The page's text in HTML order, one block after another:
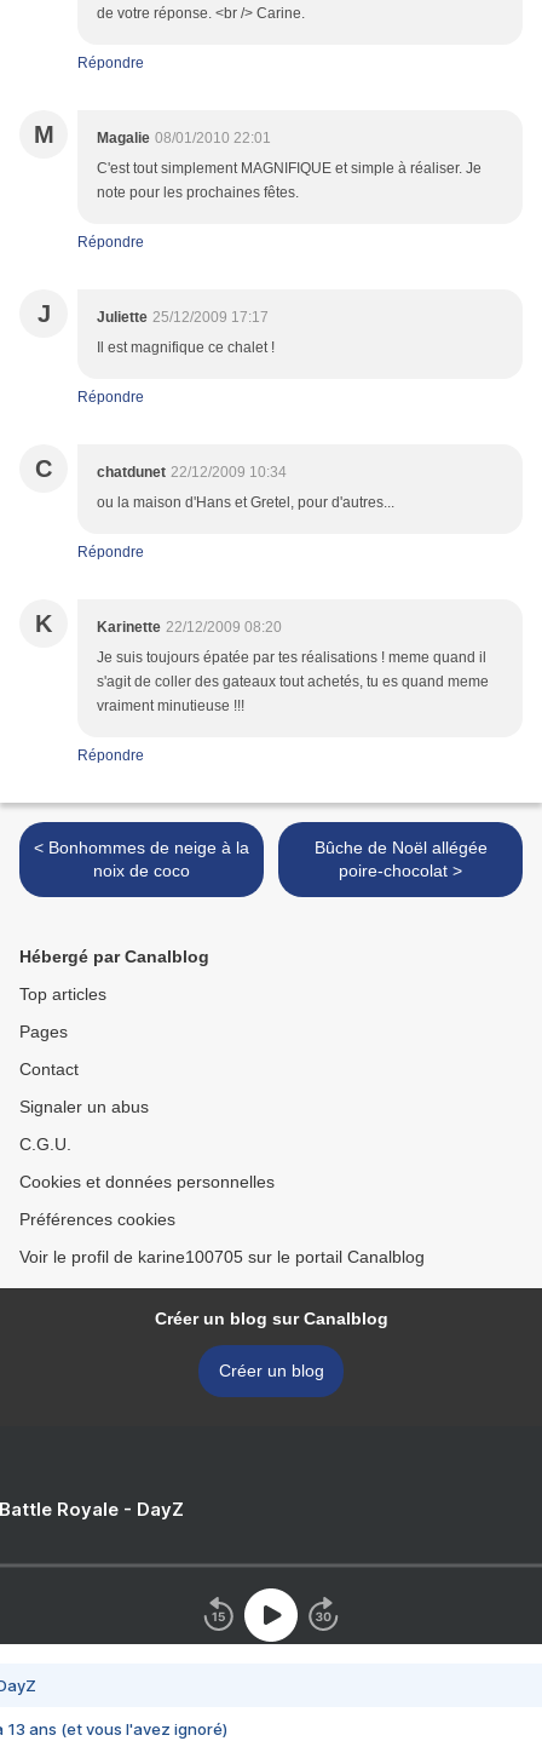
de votre réponse. <br /> Carine.
Répondre
M Magalie 08/01/2010 22:01
C'est tout simplement MAGNIFIQUE et simple à réaliser. Je
note pour les prochaines fêtes.
Répondre
J Juliette 25/12/2009 17:17
Il est magnifique ce chalet !
Répondre
C chatdunet 22/12/2009 10:34
ou la maison d'Hans et Gretel, pour d'autres...
Répondre
K Karinette 22/12/2009 08:20
Je suis toujours épatée par tes réalisations ! meme quand il
s'agit de coller des gateaux tout achetés, tu es quand meme
vraiment minutieuse !!!
Répondre
< Bonhommes de neige à la
noix de coco
Bûche de Noël allégée
poire-chocolat >
Hébergé par Canalblog
Top articles
Pages
Contact
Signaler un abus
C.G.U.
Cookies et données personnelles
Préférences cookies
Voir le profil de karine100705 sur le portail Canalblog
Créer un blog sur Canalblog
Créer un blog
Royale - DayZ
13 ans (et vous l'avez ignoré)